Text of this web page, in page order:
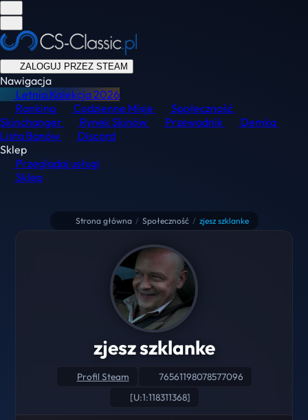
ZALOGUJ PRZEZ STEAM
Nawigacja
Letnia Kolekcja2026
Ranking
Codzienne Misje
Społeczność
Skinchanger
Rynek Skinów Przewodnik
Demka
Lista Banów
Discord
Sklep
Przeglądaj usługi
Sklep
Strona główna / Społeczność / zjesz szklanke
zjesz szklanke
Profil Steam
76561198078577096
[U:1:118311368]